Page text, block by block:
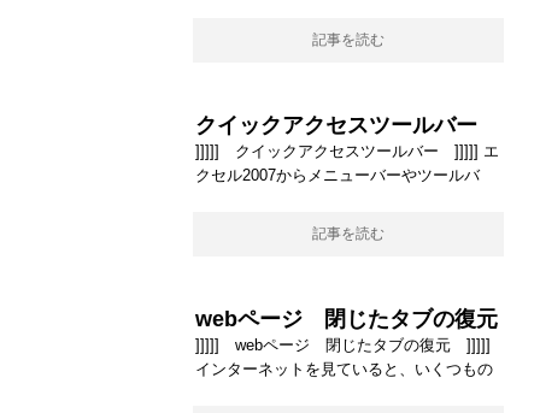
記事を読む
クイックアクセスツールバー
]]]]] クイックアクセスツールバー ]]]]] エ
クセル2007からメニューバーやツールバ
記事を読む
webページ 閉じたタブの復元
]]]]] webページ 閉じたタブの復元 ]]]]]
インターネットを見ていると、いくつもの